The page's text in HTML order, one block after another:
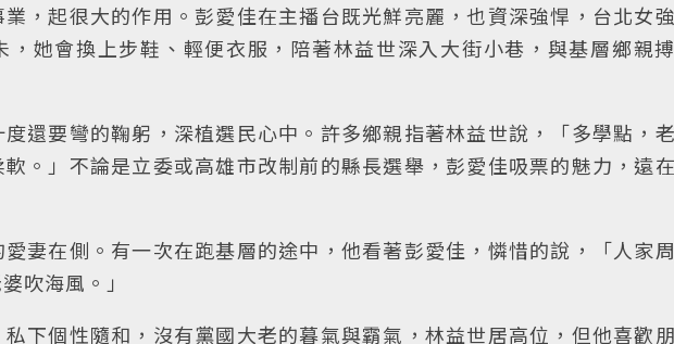
，起很大的作用。彭愛佳在主播台既光鮮亮麗，也資深強悍，台北女
，她會換上步鞋、輕便衣服，陪著林益世深入大街小巷，與基層鄉親
還要彎的鞠躬，深植選民心中。許多鄉親指著林益世說，「多學點，
。」不論是立委或高雄市改制前的縣長選舉，彭愛佳吸票的魅力，遠
妻在側。有一次在跑基層的途中，他看著彭愛佳，憐惜的說，「人家
吹海風。」
下個性隨和，沒有黨國大老的暮氣與霸氣，林益世居高位，但他喜歡